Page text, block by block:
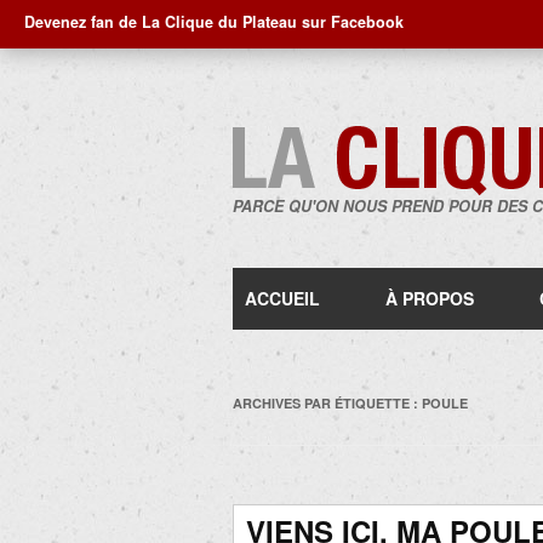
Devenez fan de La Clique du Plateau sur Facebook
PARCE QU'ON NOUS PREND POUR DES
ACCUEIL À PROPOS
ARCHIVES PAR ÉTIQUETTE : POULE
VIENS ICI, MA